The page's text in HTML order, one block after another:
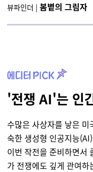
뷰파인더 | 봄볕의 그림자
'전쟁 AI'는 인
수많은 사상자를 낳은 미
숙한 생성형 인공지능
이번 작전을 준비하면서
가 전쟁에도 깊게 관여